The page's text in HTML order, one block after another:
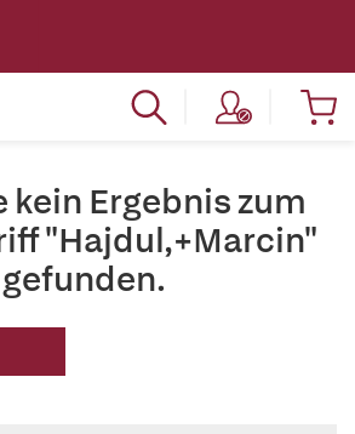
kein Ergebnis zum
"Hajdul,+Marcin"
gefunden.